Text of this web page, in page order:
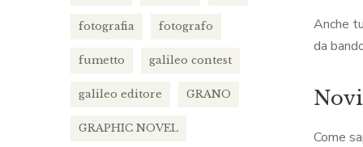
Anche
da
Come
fotografia fotografo
fumetto galileo contest
galileo editore GRANO
GRAPHIC NOVEL